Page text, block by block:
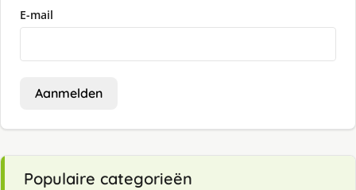
E-mail
Aanmelden
Populaire categorieën